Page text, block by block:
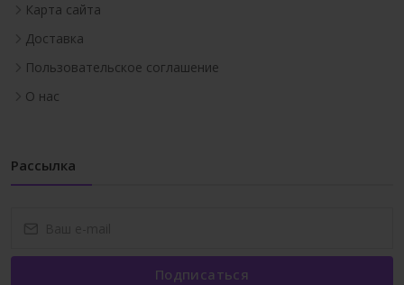
Карта сайта
Доставка
Пользовательское соглашение
О нас
Рассылка
Подписаться